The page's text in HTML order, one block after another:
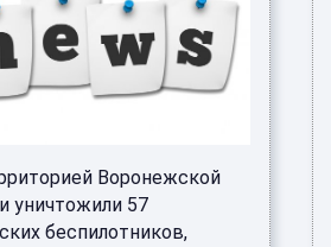
Воронежской
уничтожили 57
беспилотников,